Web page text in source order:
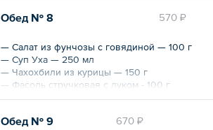
Общий вес – 640 г 570 ₽
Обед № 8
— Салат из фунчозы с говядиной — 100 г
— Суп Уха — 250 мл
— Чахохбили из курицы — 150 г
— Фасоль стручковая с луком - 100 г
— Слойка с вишней — 40 г
Общий вес – 640 г 670 ₽
Обед № 9